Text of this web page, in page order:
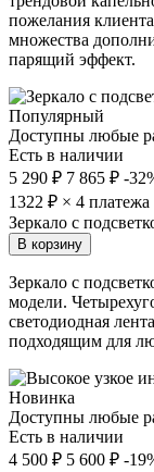
пожелания
множества
парящий эффект.
Популярный
Доступны любые
Есть в наличии
5 290 ₽ 7 865 ₽ -
1322 ₽ × 4 платежа
Зеркало с
В корзину
Зеркало с
модели.
светодиодная
подходящим для
Новинка
Доступны любые
Есть в наличии
4 500 ₽ 5 600 ₽ -